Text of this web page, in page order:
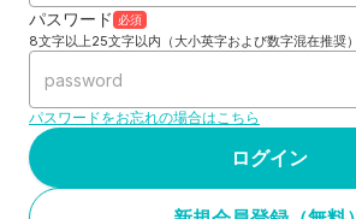
パスワード 必須
8文字以上25文字以内（大小英字および数字混在推奨）
パスワードをお忘れの場合はこちら
ログイン